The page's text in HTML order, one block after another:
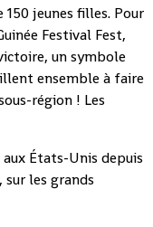
150 jeunes filles. Pour
Festival Fest,
un symbole
ensemble à faire
région ! Les
États-Unis depuis
sur les grands